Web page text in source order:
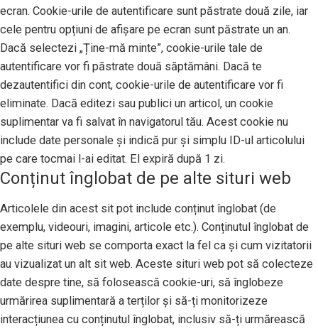
ecran. Cookie-urile de autentificare sunt păstrate două zile, iar
cele pentru opțiuni de afișare pe ecran sunt păstrate un an.
Dacă selectezi „Ține-mă minte”, cookie-urile tale de
autentificare vor fi păstrate două săptămâni. Dacă te
dezautentifici din cont, cookie-urile de autentificare vor fi
eliminate. Dacă editezi sau publici un articol, un cookie
suplimentar va fi salvat în navigatorul tău. Acest cookie nu
include date personale și indică pur și simplu ID-ul articolului
pe care tocmai l-ai editat. El expiră după 1 zi.
Conținut înglobat de pe alte situri web
Articolele din acest sit pot include conținut înglobat (de
exemplu, videouri, imagini, articole etc.). Conținutul înglobat de
pe alte situri web se comporta exact la fel ca și cum vizitatorii
au vizualizat un alt sit web. Aceste situri web pot să colecteze
date despre tine, să folosească cookie-uri, să înglobeze
urmărirea suplimentară a terților și să-ți monitorizeze
interacțiunea cu conținutul înglobat, inclusiv să-ți urmărească